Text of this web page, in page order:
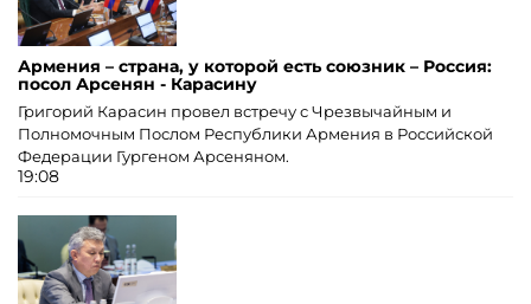
Армения – страна, у которой есть союзник – Россия:
посол Арсенян - Карасину
Григорий Карасин провел встречу с Чрезвычайным и
Полномочным Послом Республики Армения в Российской
Федерации Гургеном Арсеняном.
19:08